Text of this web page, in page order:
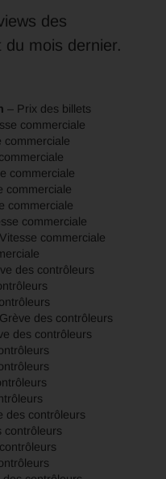
des
mois dernier.
– Prix des billets
commerciale
commerciale
commerciale
commerciale
commerciale
commerciale
commerciale
des contrôleurs
des contrôleurs
des contrôleurs
des contrôleurs
contrôleurs